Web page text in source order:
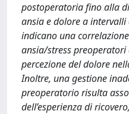
postoperatoria fino alla
ansia e dolore a
indicano una
ansia/stress
percezione del dolore
Inoltre, una gestione
preoperatorio risulta
dell’esperienza di